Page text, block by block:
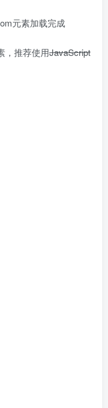
元素加载完成
，推荐使用JavaScript